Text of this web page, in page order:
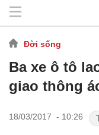
Đời sống
Ba xe ô tô
giao thông
18/03/2017 - 10:26